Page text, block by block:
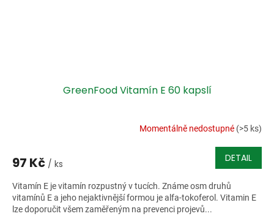
GreenFood Vitamín E 60 kapslí
Momentálně nedostupné (>5 ks)
97 Kč / ks DETAIL
Vitamín E je vitamín rozpustný v tucích. Známe osm druhů
vitamínů E a jeho nejaktivnější formou je alfa-tokoferol. Vitamin E
lze doporučit všem zaměřeným na prevenci projevů...